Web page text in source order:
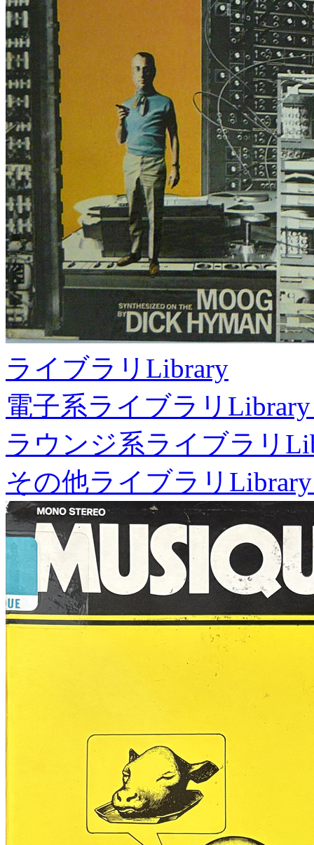
ライブラリ Library
電子系ライブラリ
ラウンジ系ライブラリ
その他ライブラリ